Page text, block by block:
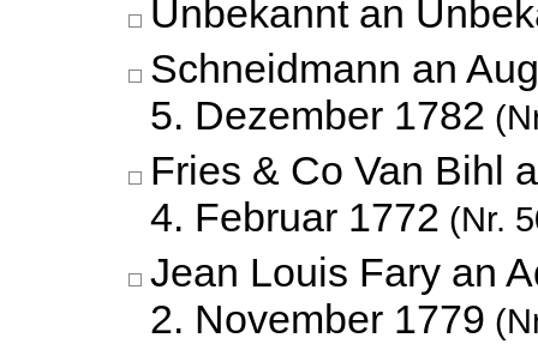
Unbekannt an
Schneidmann an
5. Dezember 1782
Fries & Co Van Bihl
4. Februar 1772 (Nr.
Jean Louis Fary an
2. November 1779